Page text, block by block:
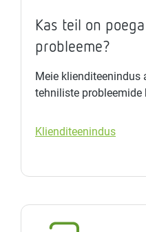
Kas teil on
probleeme?
Meie klienditeenindus
tehniliste probleemide
Klienditeenindus